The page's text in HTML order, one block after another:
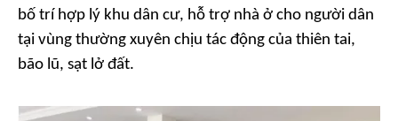
bố trí hợp lý khu dân cư, hỗ trợ nhà ở cho người dân
tại vùng thường xuyên chịu tác động của thiên tai,
bão lũ, sạt lở đất.